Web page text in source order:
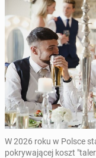
W 2026 roku w Polsce
pokrywającej koszt